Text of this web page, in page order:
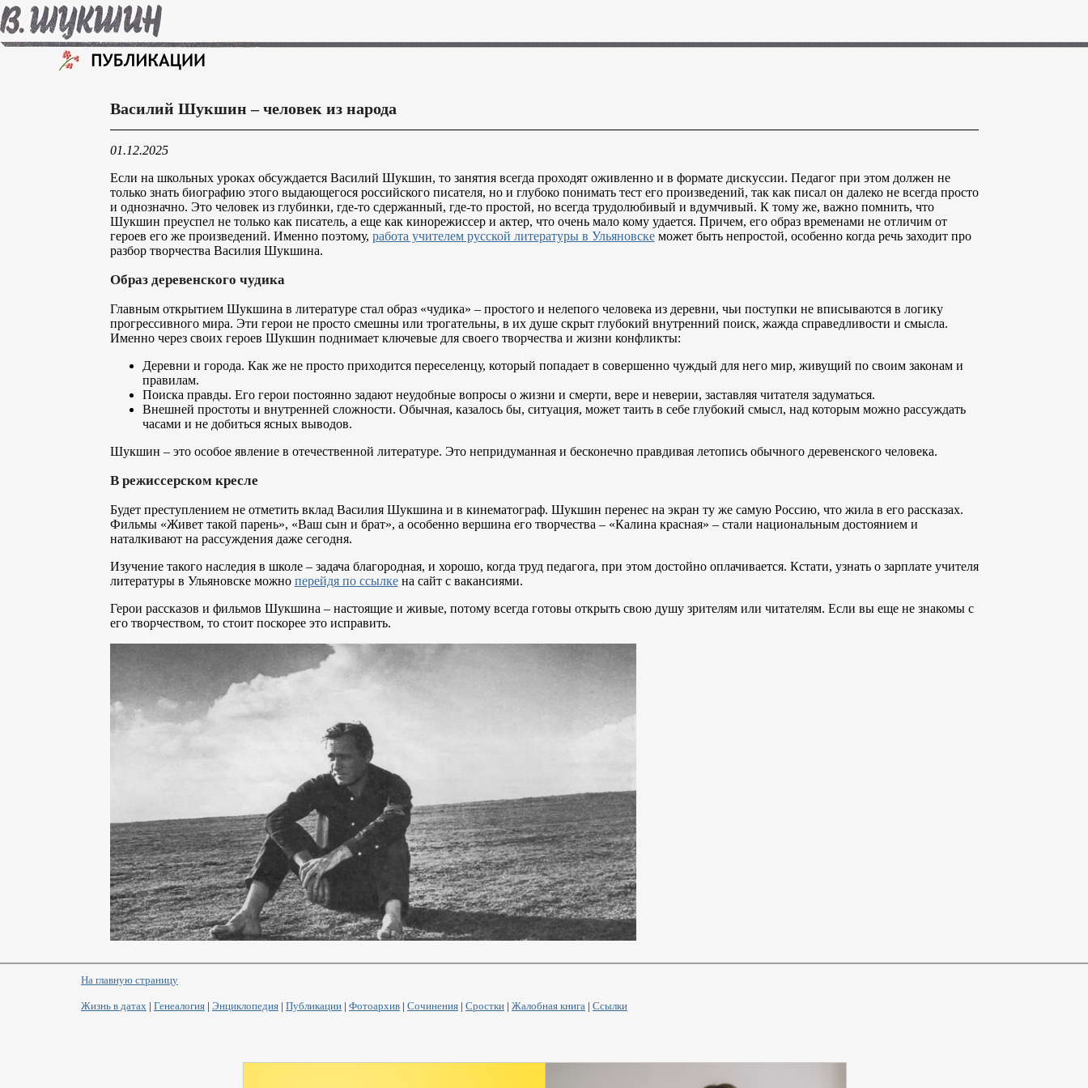
Василий Шукшин – человек из народа
01.12.2025
Если на школьных уроках обсуждается Василий Шукшин, то занятия всегда проходят оживленно и в формате дискуссии. Педагог при этом должен не
только знать биографию этого выдающегося российского писателя, но и глубоко понимать тест его произведений, так как писал он далеко не всегда просто
и однозначно. Это человек из глубинки, где-то сдержанный, где-то простой, но всегда трудолюбивый и вдумчивый. К тому же, важно помнить, что
Шукшин преуспел не только как писатель, а еще как кинорежиссер и актер, что очень мало кому удается. Причем, его образ временами не отличим от
героев его же произведений. Именно поэтому, работа учителем русской литературы в Ульяновскеможет быть непростой, особенно когда речь заходит про
разбор творчества Василия Шукшина.
Образ деревенского чудика
Главным открытием Шукшина в литературе стал образ «чудика» – простого и нелепого человека из деревни, чьи поступки не вписываются в логику
прогрессивного мира. Эти герои не просто смешны или трогательны, в их душе скрыт глубокий внутренний поиск, жажда справедливости и смысла.
Именно через своих героев Шукшин поднимает ключевые для своего творчества и жизни конфликты:
Деревни и города. Как же не просто приходится переселенцу, который попадает в совершенно чуждый для него мир, живущий по своим законам и
правилам.
Поиска правды. Его герои постоянно задают неудобные вопросы о жизни и смерти, вере и неверии, заставляя читателя задуматься.
Внешней простоты и внутренней сложности. Обычная, казалось бы, ситуация, может таить в себе глубокий смысл, над которым можно рассуждать
часами и не добиться ясных выводов.
Шукшин – это особое явление в отечественной литературе. Это непридуманная и бесконечно правдивая летопись обычного деревенского человека.
В режиссерском кресле
Будет преступлением не отметить вклад Василия Шукшина и в кинематограф. Шукшин перенес на экран ту же самую Россию, что жила в его рассказах.
Фильмы «Живет такой парень», «Ваш сын и брат», а особенно вершина его творчества – «Калина красная» – стали национальным достоянием и
наталкивают на рассуждения даже сегодня.
Изучение такого наследия в школе – задача благородная, и хорошо, когда труд педагога, при этом достойно оплачивается. Кстати, узнать о зарплате учителя
литературы в Ульяновске можно перейдя по ссылкена сайт с вакансиями.
Герои рассказов и фильмов Шукшина – настоящие и живые, потому всегда готовы открыть свою душу зрителям или читателям. Если вы еще не знакомы с
его творчеством, то стоит поскорее это исправить.
На главную страницу
Жизнь в датах | Генеалогия | Энциклопедия | Публикации | Фотоархив | Сочинения | Сростки | Жалобная книга | Ссылки